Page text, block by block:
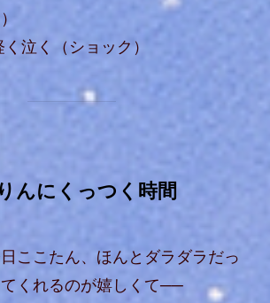
泣く（ショック）
んにくっつく時間
ここたん、ほんとダラダラだっ
くれるのが嬉しくて──